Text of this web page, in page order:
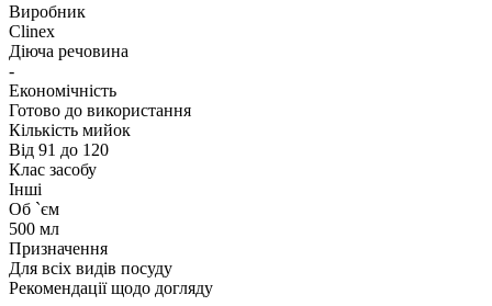
Виробник
Clinex
Діюча речовина
-
Економічність
Готово до використання
Кількість мийок
Від 91 до 120
Клас засобу
Інші
Об `єм
500 мл
Призначення
Для всіх видів посуду
Рекомендації щодо догляду